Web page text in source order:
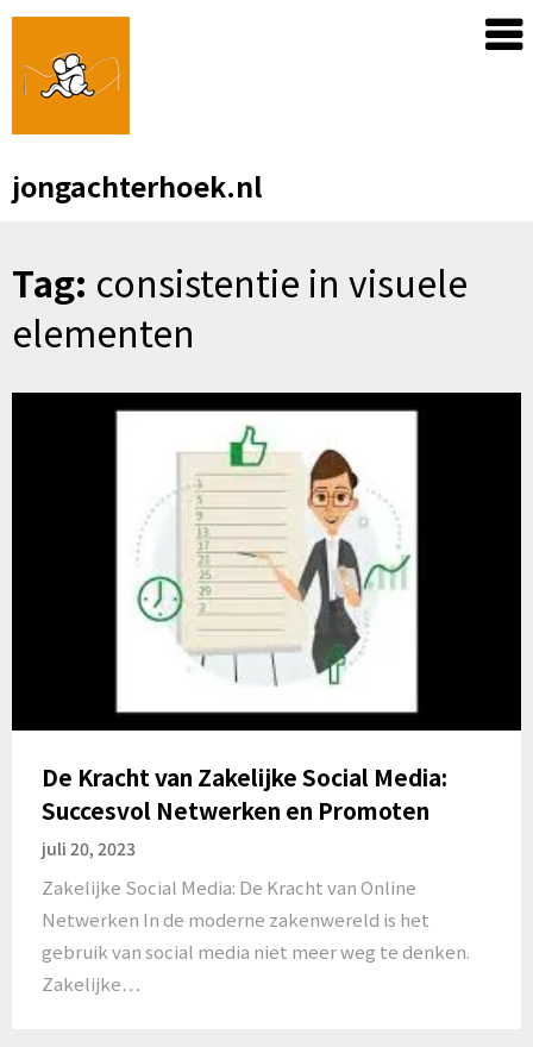
Skip
content
jongachterhoek.nl
Tag: consistentie in visuele
elementen
De Kracht van Zakelijke Social Media:
Succesvol Netwerken en Promoten
juli 20, 2023
Zakelijke Social Media: De Kracht van Online
Netwerken In de moderne zakenwereld is het
gebruik van social media niet meer weg te denken.
Zakelijke…